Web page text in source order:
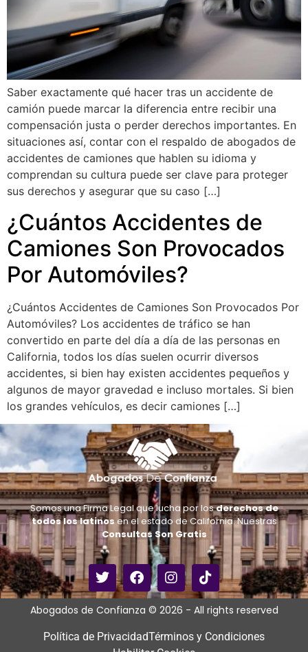
Saber exactamente qué hacer tras un accidente de
camión puede marcar la diferencia entre recibir una
compensación justa o perder derechos importantes. En
situaciones así, contar con el respaldo de abogados de
accidentes de camiones que hablen su idioma y
comprendan su cultura puede ser clave para proteger
sus derechos y asegurar que su caso […]
¿Cuántos Accidentes de
Camiones Son Provocados
Por Automóviles?
¿Cuántos Accidentes de Camiones Son Provocados Por
Automóviles? Los accidentes de tráfico se han
convertido en parte del día a día de las personas en
California, todos los días suelen ocurrir diversos
accidentes, si bien hay existen accidentes pequeños y
algunos de mayor gravedad e incluso mortales. Si bien
los grandes vehículos, es decir camiones […]
Somos una Firma Legal que lucha por losderechos de
todos los latinosen el estado de California. Nuestras
Consultas Son Gratis
Abogados de Confianza © 2026 - All rights reserved
Política de PrivacidadTérminos y Condiciones